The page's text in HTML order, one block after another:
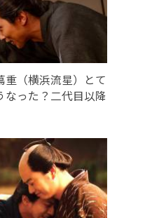
重（横浜流星）とて
なった？二代目以降